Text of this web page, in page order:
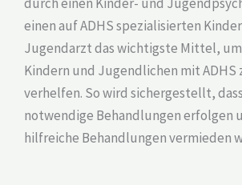
einen auf ADHS spezialisierten
Jugendarzt das wichtigste Mittel,
Kindern und Jugendlichen mit ADHS
verhelfen. So wird sichergestellt,
notwendige Behandlungen erfolgen
hilfreiche Behandlungen vermieden